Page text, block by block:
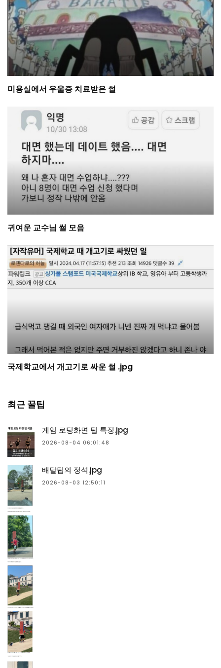
미용실에서 우울증 치료받은 썰
귀여운 교수님 썰 모음
국제학교에서 개고기로 싸운 썰 .jpg
최근 꿀팁
게임 로딩화면 팁 특징.jpg
2026-08-04 06:01:48
배달팁의 정석.jpg
2026-08-03 12:50:11